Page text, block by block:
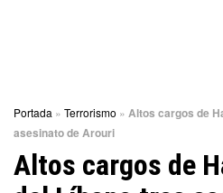
Portada » Terrorismo » Altos cargos de
asesinato de Arouri
Altos cargos de